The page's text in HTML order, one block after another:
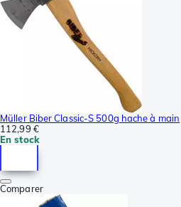
Müller Biber Classic-S 500g hache à main
112,99 €
En stock
Comparer